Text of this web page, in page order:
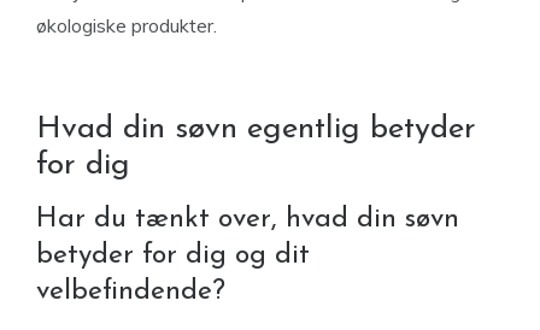
økologiske produkter.
Hvad din søvn egentlig betyder
for dig
Har du tænkt over, hvad din søvn
betyder for dig og dit
velbefindende?